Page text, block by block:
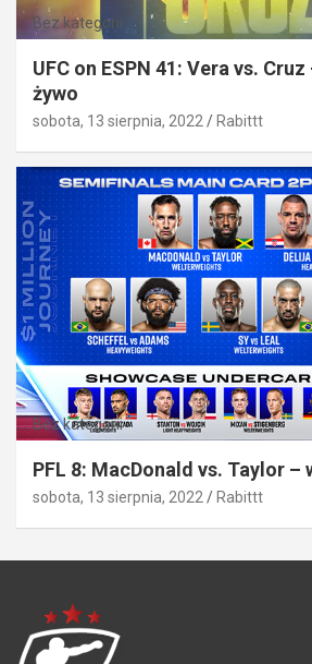
Bez kategorii
UFC on ESPN 41: Vera vs.
żywo
sobota, 13 sierpnia, 2022 Rabittt
Bez kategorii
PFL 8: MacDonald vs. Taylor –
sobota, 13 sierpnia, 2022 Rabittt